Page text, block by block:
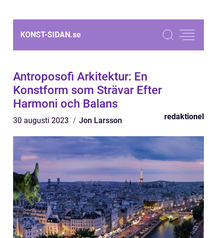
KONST-SIDAN.se
Antroposofi Arkitektur: En
Konstform som Strävar Efter
Harmoni och Balans
30 augusti 2023 Jon Larsson redaktionel